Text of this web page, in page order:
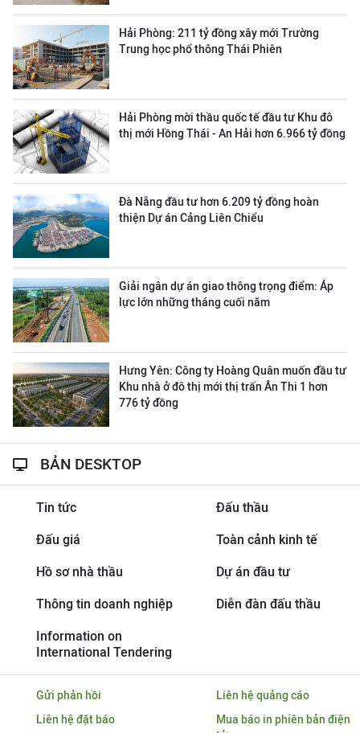
Hải Phòng: 211 tỷ đồng xây mới Trường
Trung học phổ thông Thái Phiên
Hải Phòng mời thầu quốc tế đầu tư Khu đô
thị mới Hồng Thái - An Hải hơn 6.966 tỷ đồng
Đà Nẵng đầu tư hơn 6.209 tỷ đồng hoàn
thiện Dự án Cảng Liên Chiểu
Giải ngân dự án giao thông trọng điểm: Áp
lực lớn những tháng cuối năm
Hưng Yên: Công ty Hoàng Quân muốn đầu tư
Khu nhà ở đô thị mới thị trấn Ân Thi 1 hơn
776 tỷ đồng
BẢN DESKTOP
Tin tức Đấu thầu
Đấu giá Toàn cảnh kinh tế
Hồ sơ nhà thầu Dự án đầu tư
Thông tin doanh nghiệp Diễn đàn đấu thầu
Information on
International Tendering
Gửi phản hồi
Liên hệ quảng cáo
Liên hệ đặt báo
Mua báo in phiên bản điện